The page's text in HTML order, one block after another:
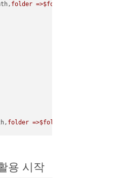
folder =>$folder
folder =>$folder
용 시작